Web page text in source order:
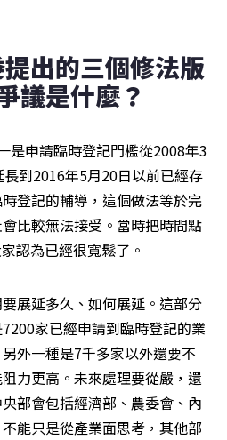
出的三個修法版
議是什麼？
是申請臨時登記門檻從2008年3
到2016年5月20日以前已經存
登記的輔導，這個做法等於完
比較無法接受。當時把時間點
認為已經很寬鬆了。
展延多久、如何展延。這部分
家已經申請到臨時登記的業
外一種是7千多家以外還要不
力更高。未來處理要從嚴，還
部會包括經濟部、農委會、內
能只是從產業面思考，其他部